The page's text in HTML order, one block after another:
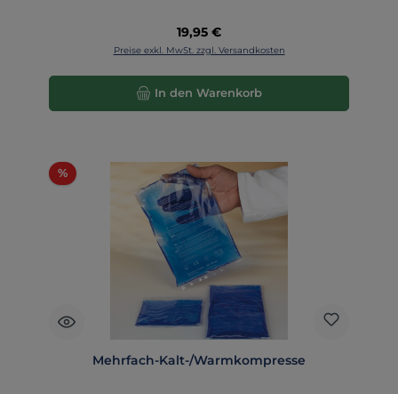
Regulärer Preis:
19,95 €
Preise exkl. MwSt. zzgl. Versandkosten
In den Warenkorb
%Rabatt
Mehrfach-Kalt-/Warmkompresse